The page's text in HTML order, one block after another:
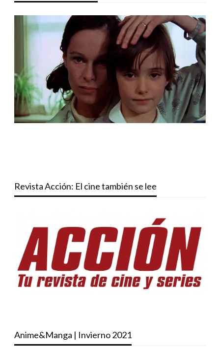
Revista Acción: El cine también se lee
Anime&Manga | Invierno 2021